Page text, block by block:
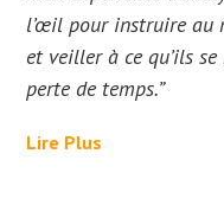
l’œil pour instruire au
et veiller à ce qu’ils
perte de temps.”
Lire Plus